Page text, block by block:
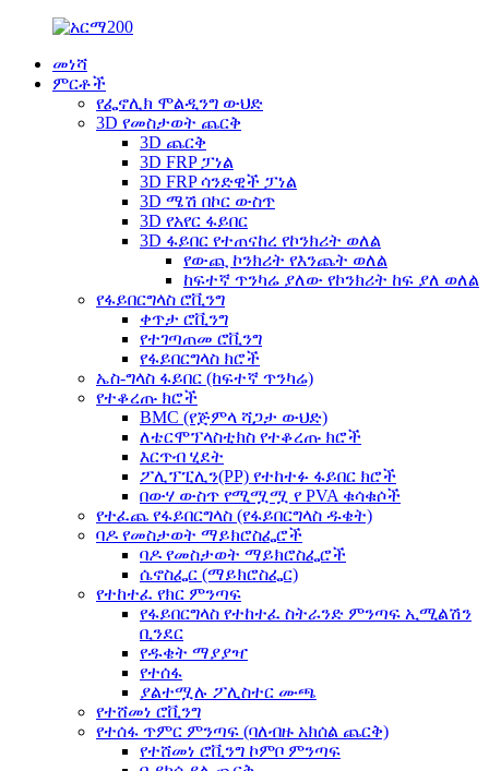
መነሻ
ምርቶች
የፌኖሊክ ሞልዲንግ ውህድ
3D የመስታወት ጨርቅ
3D ጨርቅ
3D FRP ፓነል
3D FRP ሳንድዊች ፓነል
3D ሜሽ በኮር ውስጥ
3D የአየር ፋይበር
3D ፋይበር የተጠናከረ የኮንክሪት ወለል
የውጪ ኮንክሪት የእንጨት ወለል
ከፍተኛ ጥንካሬ ያለው የኮንክሪት ከፍ ያለ ወለል
የፋይበርግላስ ሮቪንግ
ቀጥታ ሮቪንግ
የተገጣጠመ ሮቪንግ
የፋይበርግላስ ክሮች
ኤስ-ግላስ ፋይበር (ከፍተኛ ጥንካሬ)
የተቆረጡ ክሮች
BMC (የጅምላ ሻጋታ ውህድ)
ለቴርሞፕላስቲክስ የተቆረጡ ክሮች
እርጥብ ሂደት
ፖሊፕፒሊን(PP) የተከተፉ ፋይበር ክሮች
በውሃ ውስጥ የሚሟሟ የ PVA ቁሳቁሶች
የተፈጨ የፋይበርግላስ (የፋይበርግላስ ዱቄት)
ባዶ የመስታወት ማይክሮስፌሮች
ባዶ የመስታወት ማይክሮስፌሮች
ሴኖስፌር (ማይክሮስፌር)
የተከተፈ የክር ምንጣፍ
የፋይበርግላስ የተከተፈ ስትራንድ ምንጣፍ ኢሚልሽን
ቢንደር
የዱቄት ማያያዣ
የተሰፋ
ያልተሟሉ ፖሊስተር ሙጫ
የተሸመነ ሮቪንግ
የተሰፋ ጥምር ምንጣፍ (ባለብዙ አክሰል ጨርቅ)
የተሸመነ ሮቪንግ ኮምቦ ምንጣፍ